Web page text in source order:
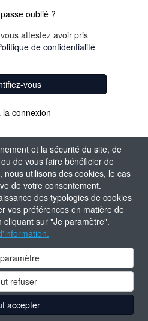
et la sécurité du site, de
de vous faire bénéficier de
nous utilisons des cookies, le cas
de votre consentement.
des typologies de cookies
vos préférences en matière de
cliquant sur "Je paramètre".
refuser
accepter
oublié ?
attestez avoir pris
de confidentialité
vous
la connexion